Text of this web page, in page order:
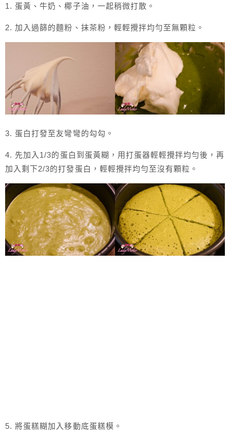
1. 蛋黃、牛奶、椰子油，一起稍微打散。
2. 加入過篩的麵粉、抹茶粉，輕輕攪拌均勻至無顆粒。
3. 蛋白打發至友彎彎的勾勾。
4. 先加入1/3的蛋白到蛋黃糊，用打蛋器輕輕攪拌均勻後，再
加入剩下2/3的打發蛋白，輕輕攪拌均勻至沒有顆粒。
5. 將蛋糕糊加入移動底蛋糕模。